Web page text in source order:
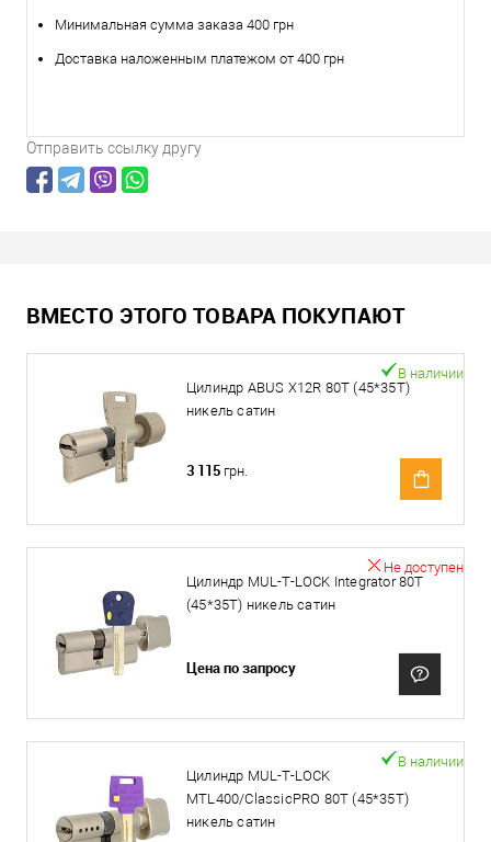
Минимальная сумма заказа 400 грн
Доставка наложенным платежом от 400 грн
Отправить ссылку другу
ВМЕСТО ЭТОГО ТОВАРА ПОКУПАЮТ
Цилиндр ABUS X12R 80T (45*35T)
никель сатин
В наличии
3 115 грн.
Цилиндр MUL-T-LOCK Integrator 80T
(45*35T) никель сатин
Не доступен
Цена по запросу
Цилиндр MUL-T-LOCK
MTL400/ClassicPRO 80T (45*35T)
никель сатин
В наличии